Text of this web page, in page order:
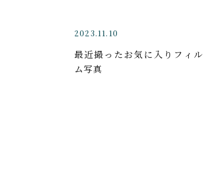
2023.11.10
最近撮ったお気に入りフィル
ム写真